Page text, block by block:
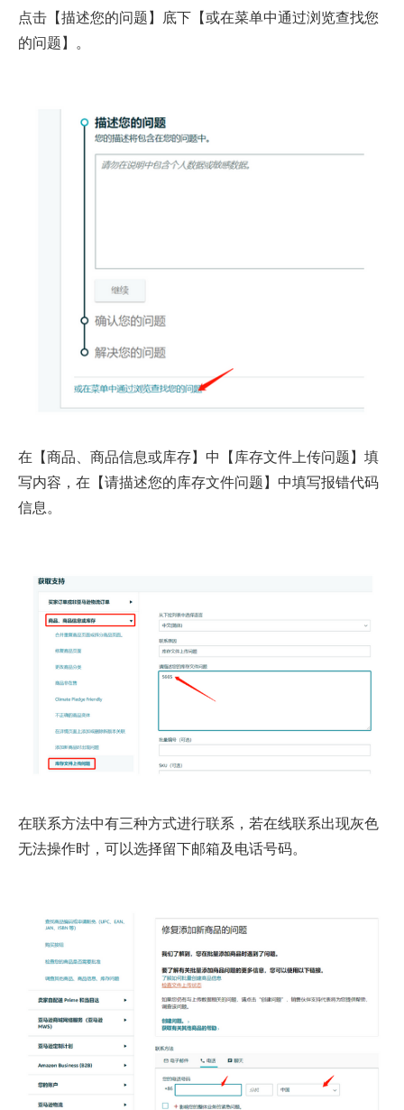
点击【描述您的问题】底下【或在菜单中通过浏览查找您
的问题】。
在【商品、商品信息或库存】中【库存文件上传问题】填
写内容，在【请描述您的库存文件问题】中填写报错代码
信息。
在联系方法中有三种方式进行联系，若在线联系出现灰色
无法操作时，可以选择留下邮箱及电话号码。